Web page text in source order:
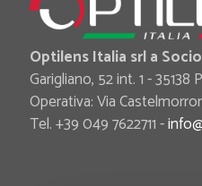
Optilens Italia srl a
Garigliano, 52 int. 1 - 35138
Operativa: Via
Tel. +39 049 7622711 -